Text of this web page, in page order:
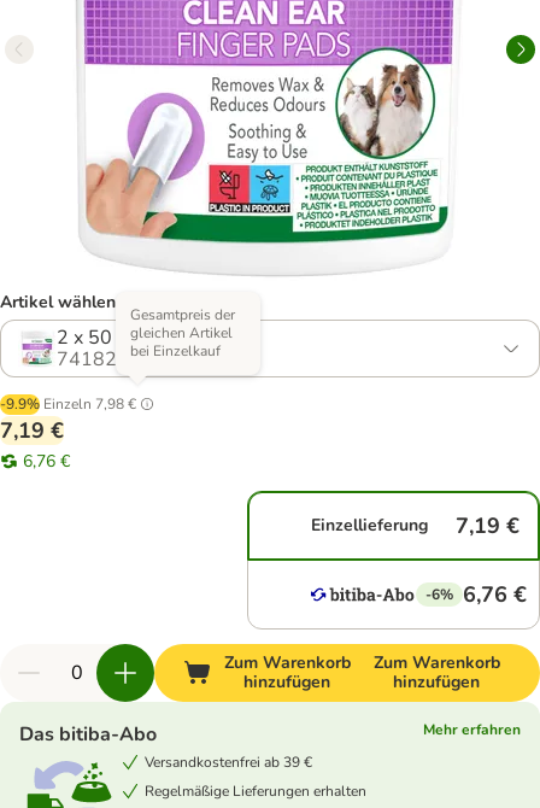
Artikel wählen (2 Varianten)
2 x 50 Pads
741821.1
-9.9% Einzeln 7,98 €
Gesamtpreis der
gleichen Artikel
bei Einzelkauf
7,19 €
6,76 €
Einzellieferung 7,19 €
-6% 6,76 €
Zum Warenkorb
hinzufügen
Zum Warenkorb
hinzufügen
Das bitiba-Abo
Mehr erfahren
Versandkostenfrei ab 39 €
Regelmäßige Lieferungen erhalten